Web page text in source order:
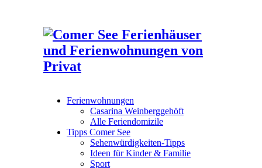
Ferienwohnungen
Casarina Weinberggehöft
Alle Feriendomizile
Tipps Comer See
Sehenwürdigkeiten-Tipps
Ideen für Kinder & Familie
Sport